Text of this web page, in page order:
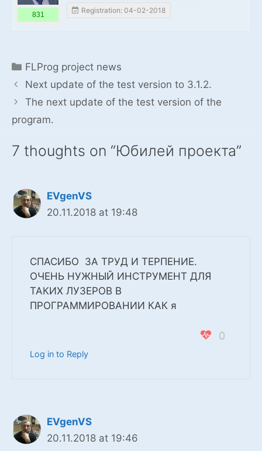
831 Registration: 04-02-2018
Categories
FLProg project news
Next update of the test version to 3.1.2.
The next update of the test version of the
program.
7 thoughts on “Юбилей проекта”
EVgenVS
20.11.2018 at 19:48
СПАСИБО ЗА ТРУД И ТЕРПЕНИЕ.
ОЧЕНЬ НУЖНЫЙ ИНСТРУМЕНТ ДЛЯ
ТАКИХ ЛУЗЕРОВ В
ПРОГРАММИРОВАНИИ КАК я
0
Log in to Reply
EVgenVS
20.11.2018 at 19:46